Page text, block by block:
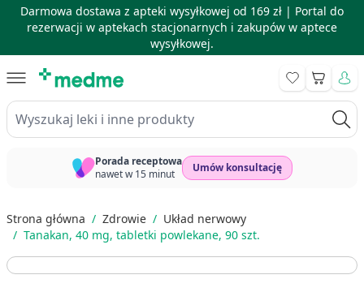
Darmowa dostawa z apteki wysyłkowej od 169 zł | Portal do
rezerwacji w aptekach stacjonarnych i zakupów w aptece
wysyłkowej.
Wyszukaj leki i inne produkty
Koszyk
Porada receptowa
nawet w 15 minut
Umów konsultację
Strona główna / Zdrowie / Układ nerwowy
/ Tanakan, 40 mg, tabletki powlekane, 90 szt.